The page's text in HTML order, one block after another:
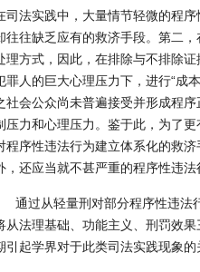
司法实践中，大量情节轻微的程
往往缺乏应有的救济手段。第二
理方式，因此，在排除与不排除
罪人的巨大心理压力下，进行“成
社会公众尚未普遍接受并形成程
压力和心理压力。鉴于此，为了
程序性违法行为建立体系化的救
，还应当就不甚严重的程序性违
通过从轻量刑对部分程序性违法
从法理基础、功能主义、刑罚效
引起学界对于此类司法实践现象的